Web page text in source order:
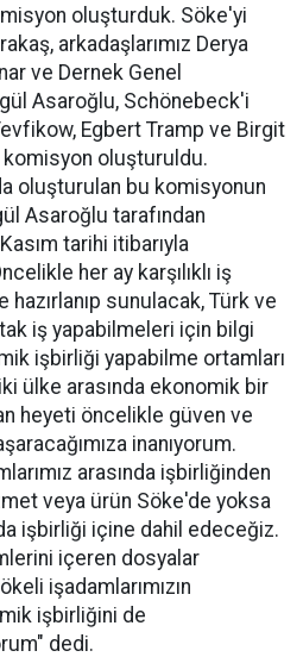
oluşturduk. Söke'yi
arkadaşlarımız Derya
ve Dernek Genel
Asaroğlu, Schönebeck'i
Egbert Tramp ve Birgit
oluşturuldu.
oluşturulan bu komisyonun
Asaroğlu tarafından
tarihi itibarıyla
her ay karşılıklı iş
sunulacak, Türk ve
iş yapabilmeleri için bilgi
işbirliği yapabilme ortamları
ülke arasında ekonomik bir
heyeti öncelikle güven ve
inanıyorum.
arasında işbirliğinden
veya ürün Söke'de yoksa
da işbirliği içine dahil edeceğiz.
içeren dosyalar
işadamlarımızın
işbirliğini de
dedi.